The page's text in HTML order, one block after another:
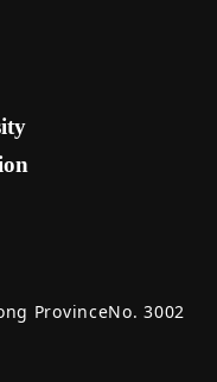
ProvinceNo. 3002